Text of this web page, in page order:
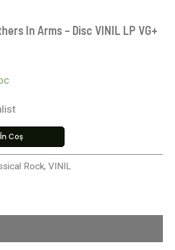
In Arms – Disc VINIL LP VG+
Coș
Rock, VINIL